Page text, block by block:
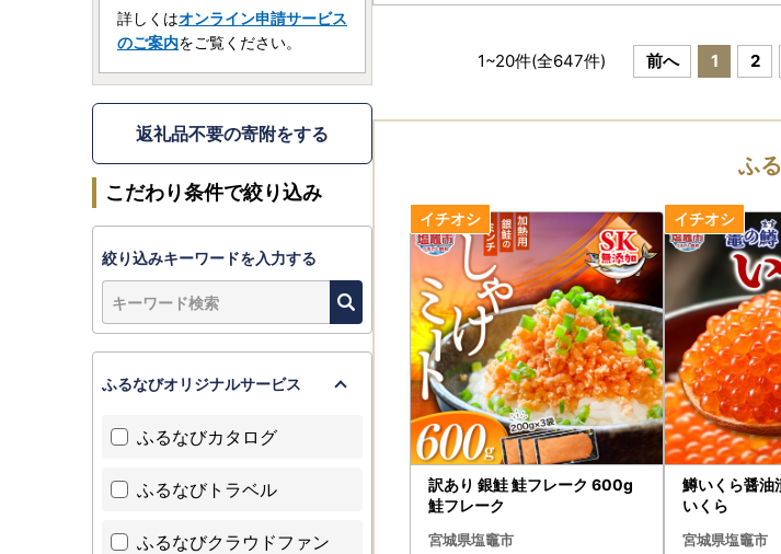
・冷蔵・冷凍配送のお品につきましては、離島への
・出荷準備後の返礼品の配送先変更については、直
※出荷後の転送サービスにより受け取る場合は、転
・返礼品の発送時にはメールにて出荷通知メールを
【返礼品のアフター保証についてのご案内】
※返礼品の受取後、すぐに返礼品の状態をご確認くだ
配送中の衝撃や温度変化などにより、返礼品の品質
万が一、到着した返礼品にひどい傷みや破損がござ
日以内にメール添付の上、お問い合わせ先までご連絡
・到着後の時間経過による状態の変化や劣化の場合
お問い合わせ先
株式会社フロムゼロ 宮城営業所
〒985-0042 宮城県塩竈市玉川1丁目2-37-1
TEL：050-3644-2671（平日9：00～17：00）
メール：csshiogama@fromzero.pro
※土日祝日、年末年始は休業です。
※メールの返信は翌営業日以降となりますので、ご了
1~20件(全647件) 前へ 1 2
ふ
訳あり 銀鮭 鮭フレーク 600g
鮭フレーク
宮城県塩竈市
鱒いくら醤
いくら
宮城県塩竈市
詳しくはオンライン申請サービス
のご案内をご覧ください。
返礼品不要の寄附をする
こだわり条件で絞り込み
絞り込みキーワードを入力する
ふるなびオリジナルサービス
ふるなびカタログ
ふるなびトラベル
ふるなびクラウドファン